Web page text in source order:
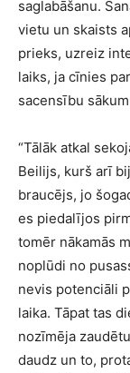
saglabāšanu.
vietu un skaists
prieks, uzreiz
laiks, ja cīnies
sacensību
“Tālāk atkal
Beilijs, kurš arī
braucējs, jo
es piedalījos
tomēr nākamās
noplūdi no
nevis potenciāli
laika. Tāpat tas
nozīmēja
daudz un to,